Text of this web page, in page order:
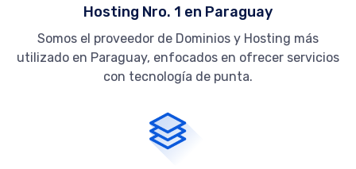
Hosting Nro. 1 en Paraguay
Somos el proveedor de Dominios y Hosting más
utilizado en Paraguay, enfocados en ofrecer servicios
con tecnología de punta.